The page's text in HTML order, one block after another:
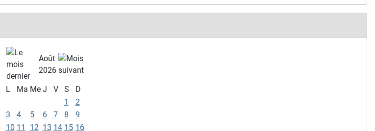
Août
2026
L Ma Me J V S
D
1
2
3
4 5 6 7 8
9
10 11 12 13 14 15 16